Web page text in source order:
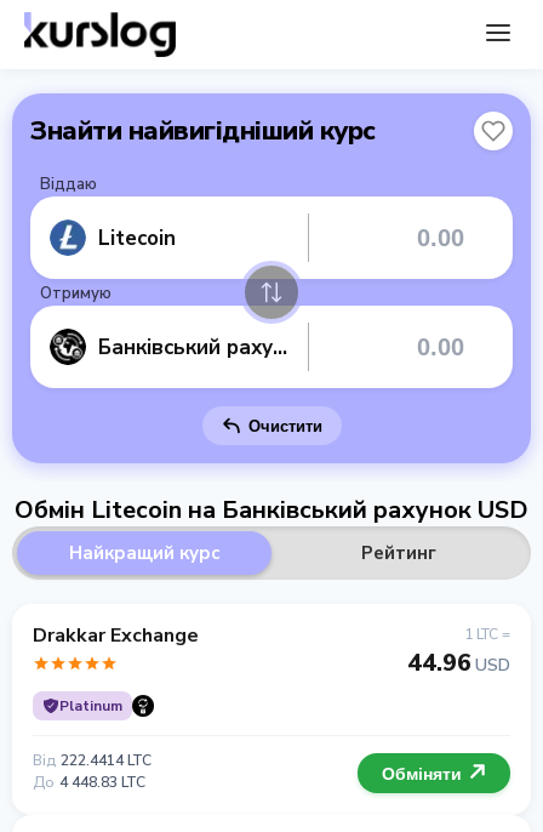
Знайти найвигідніший курс
Віддаю
Litecoin
Отримую
Банківський рахунок USD
Очистити
Обмін Litecoin на Банківський рахунок USD
Найкращий курс Рейтинг
Drakkar Exchange
Platinum
1 LTC =
44.96 USD
Від 222.4414 LTC
До 4 448.83 LTC Обміняти